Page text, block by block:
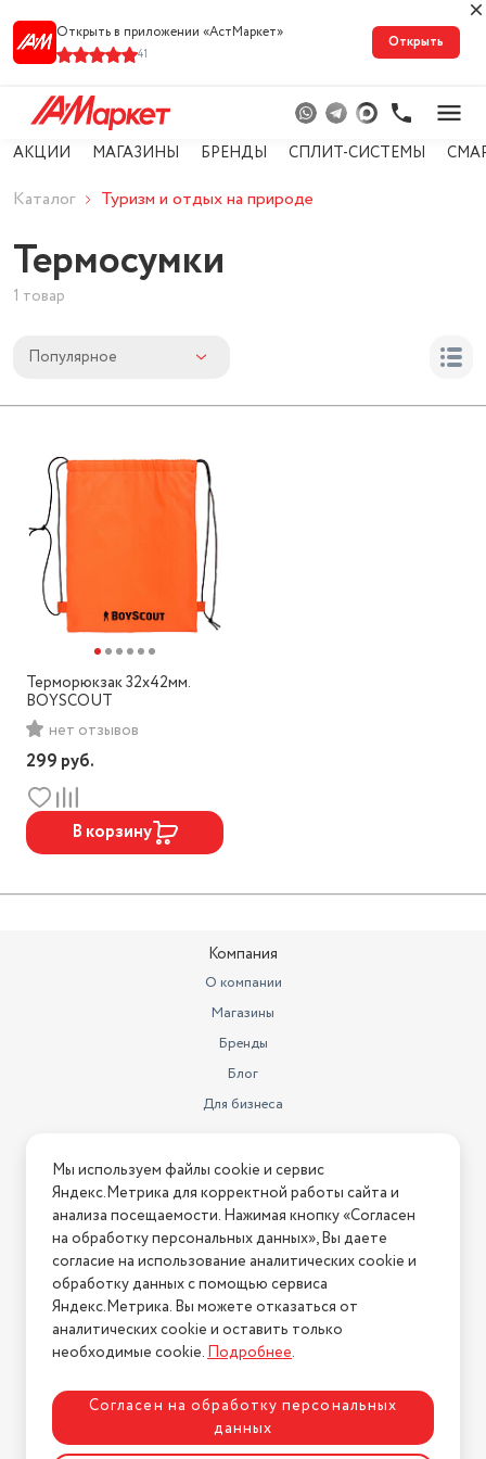
Открыть в приложении «АстМарке‪т‬»
41
Открыть
АКЦИИ МАГАЗИНЫ БРЕНДЫ СПЛИТ-СИСТЕМЫ
Каталог Туризм и отдых на природе
Термосумки
1 товар
Популярное
Терморюкзак 32х42мм.
BOYSCOUT
нет отзывов
299 руб.
В корзину
Компания
О компании
Магазины
Бренды
Блог
Для бизнеса
Информация
Условия оплаты
Условия доставки
Условия возврата
Нашли ошибку на сайте?Напишите нам
2026 © Интернет-магазин "АстМаркет". У нас есть всё!
Политика конфиденциальности
Мы используем файлы cookie и сервис
Яндекс.Метрика для корректной работы сайта и
анализа посещаемости. Нажимая кнопку «Согласен
на обработку персональных данных», Вы даете
согласие на использование аналитических cookie и
обработку данных с помощью сервиса
Яндекс.Метрика. Вы можете отказаться от
аналитических cookie и оставить только
необходимые cookie.Подробнее.
Согласен на обработку персональных
данных